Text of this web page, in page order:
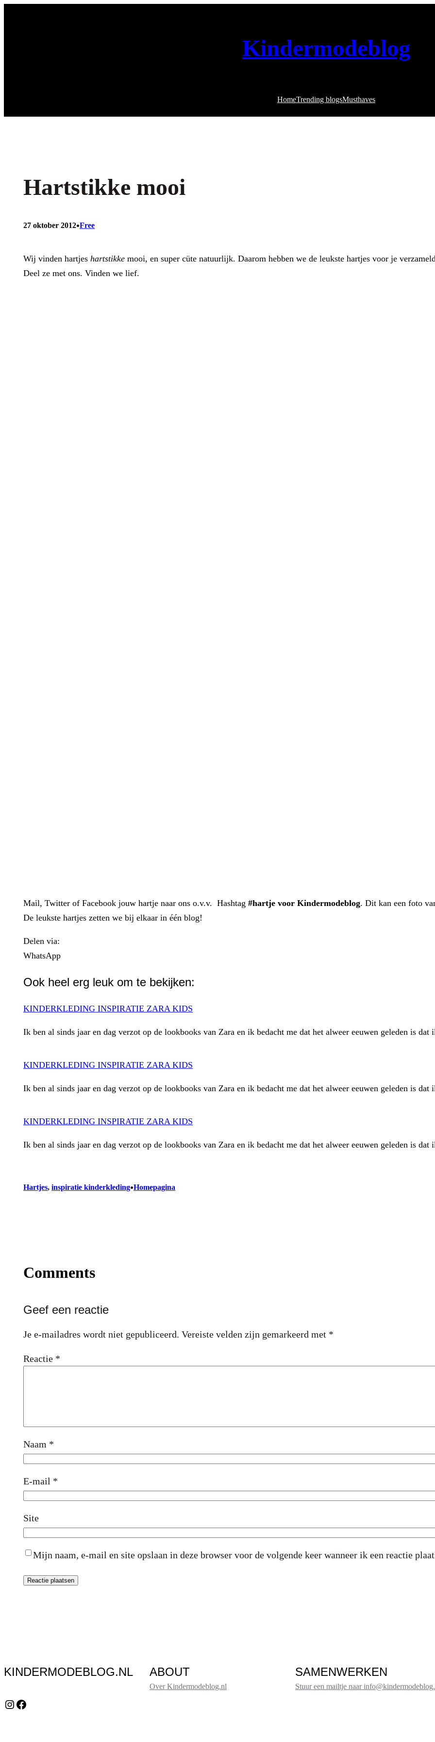
Kindermodeblog
HomeTrending blogsMusthaves
Hartstikke mooi
27 oktober 2012•Free
Wij vinden hartjes hartstikke mooi, en super cüte natuurlijk. Daarom hebben we de leukste hartjes voor je
Deel ze met ons. Vinden we lief.
Mail, Twitter of Facebook jouw hartje naar ons o.v.v. Hashtag #hartje voor Kindermodeblog. Dit kan een foto
De leukste hartjes zetten we bij elkaar in één blog!
Delen via:
WhatsApp
Ook heel erg leuk om te bekijken:
KINDERKLEDING INSPIRATIE ZARA KIDS
Ik ben al sinds jaar en dag verzot op de lookbooks van Zara en ik bedacht me dat het alweer eeuwen geleden is
KINDERKLEDING INSPIRATIE ZARA KIDS
Ik ben al sinds jaar en dag verzot op de lookbooks van Zara en ik bedacht me dat het alweer eeuwen geleden is
KINDERKLEDING INSPIRATIE ZARA KIDS
Ik ben al sinds jaar en dag verzot op de lookbooks van Zara en ik bedacht me dat het alweer eeuwen geleden is
Hartjes, inspiratie kinderkleding•Homepagina
Comments
Geef een reactie
Je e-mailadres wordt niet gepubliceerd. Vereiste velden zijn gemarkeerd met *
Reactie *
Naam *
E-mail *
Site
Mijn naam, e-mail en site opslaan in deze browser voor de volgende keer wanneer ik een reactie
KINDERMODEBLOG.NL
Instagram Facebook
ABOUT
Over Kindermodeblog.nl
SAMENWERKEN
Stuur een mailtje naar